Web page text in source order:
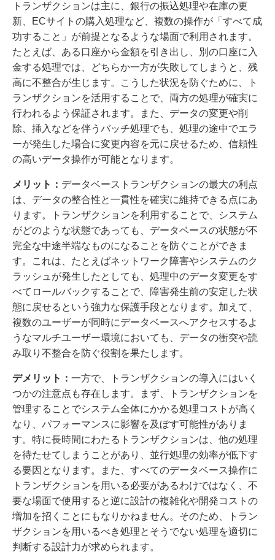
トランザクションは主に、銀行の振込処理や在庫の更
新、ECサイトの購入処理など、複数の操作が「すべて成
功すること」が前提となるような場面で利用されます。
たとえば、ある口座から金額を引き出し、別の口座に入
金する処理では、どちらか一方が失敗してしまうと、残
高に不整合が生じます。こうした状況を防ぐために、ト
ランザクションを活用することで、両方の処理が確実に
行われるよう保証されます。また、データの変更や削
除、挿入などを伴うバッチ処理でも、処理の途中でエラ
ーが発生した場合に変更内容を元に戻せるため、信頼性
の高いデータ操作が可能となります。
メリット： データベーストランザクションの最大の利点
は、データの整合性と一貫性を確実に維持できる点にあ
ります。トランザクションを利用することで、システム
がどのような状態であっても、データベースの状態が不
完全な中途半端なものになることを防ぐことができま
す。これは、たとえばネットワーク障害やシステムのク
ラッシュが発生したとしても、処理中のデータ変更をす
べてロールバックすることで、障害発生前の安定した状
態に戻せるという強力な保護手段となります。加えて、
複数のユーザーが同時にデータベースへアクセスするよ
うなマルチユーザー環境においても、データの衝突や読
み取り不整合を防ぐ役割を果たします。
デメリット： 一方で、トランザクションの導入にはいく
つかの注意点も存在します。まず、トランザクションを
管理することでシステム全体にかかる処理コストが高く
なり、パフォーマンスに影響を及ぼす可能性がありま
す。特に長時間にわたるトランザクションは、他の処理
を待たせてしまうことがあり、並行処理の効率が低下す
る要因となります。また、すべてのデータベース操作に
トランザクションを用いる必要があるわけではなく、不
要な場面で使用すると逆に設計の複雑化や開発コストの
増加を招くことにもなりかねません。そのため、トラン
ザクションを用いるべき処理とそうでない処理を適切に
判断する設計力が求められます。